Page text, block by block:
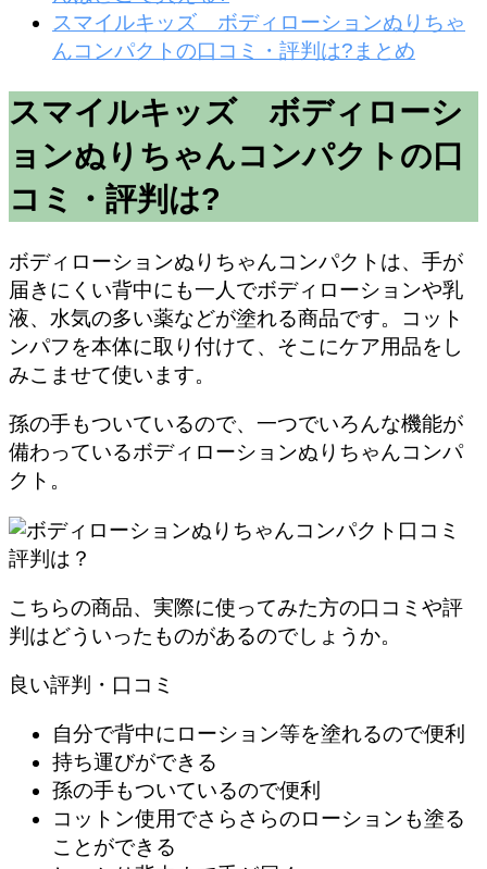
スマイルキッズ ボディローションぬりちゃ
んコンパクトの口コミ・評判は?まとめ
スマイルキッズ ボディローシ
ョンぬりちゃんコンパクトの口
コミ・評判は?
ボディローションぬりちゃんコンパクトは、手が
届きにくい背中にも一人でボディローションや乳
液、水気の多い薬などが塗れる商品です。コット
ンパフを本体に取り付けて、そこにケア用品をし
みこませて使います。
孫の手もついているので、一つでいろんな機能が
備わっているボディローションぬりちゃんコンパ
クト。
こちらの商品、実際に使ってみた方の口コミや評
判はどういったものがあるのでしょうか。
良い評判・口コミ
自分で背中にローション等を塗れるので便利
持ち運びができる
孫の手もついているので便利
コットン使用でさらさらのローションも塗る
ことができる